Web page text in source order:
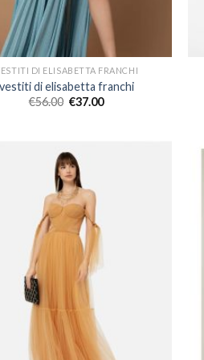
DI ELISABETTA FRANCHI
di elisabetta franchi
€56.00 €37.00